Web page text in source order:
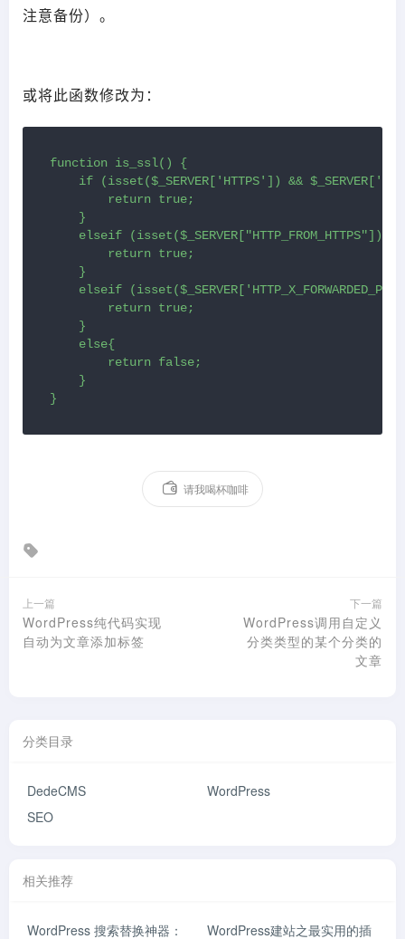
注意备份）。
或将此函数修改为：
function is_ssl() {
if (isset($_SERVER['HTTPS']) &&
        return true;
    }
elseif
        return true;
    }
elseif
        return true;
    }
    else{
        return false;
    }
}
请我喝杯咖啡
上一篇
WordPress纯代码实现
自动为文章添加标签
下一篇
WordPress调用自定义
分类类型的某个分类的
文章
分类目录
DedeCMS
WordPress
SEO
相关推荐
WordPress 搜索替换神器： WordPress建站之最实用的插